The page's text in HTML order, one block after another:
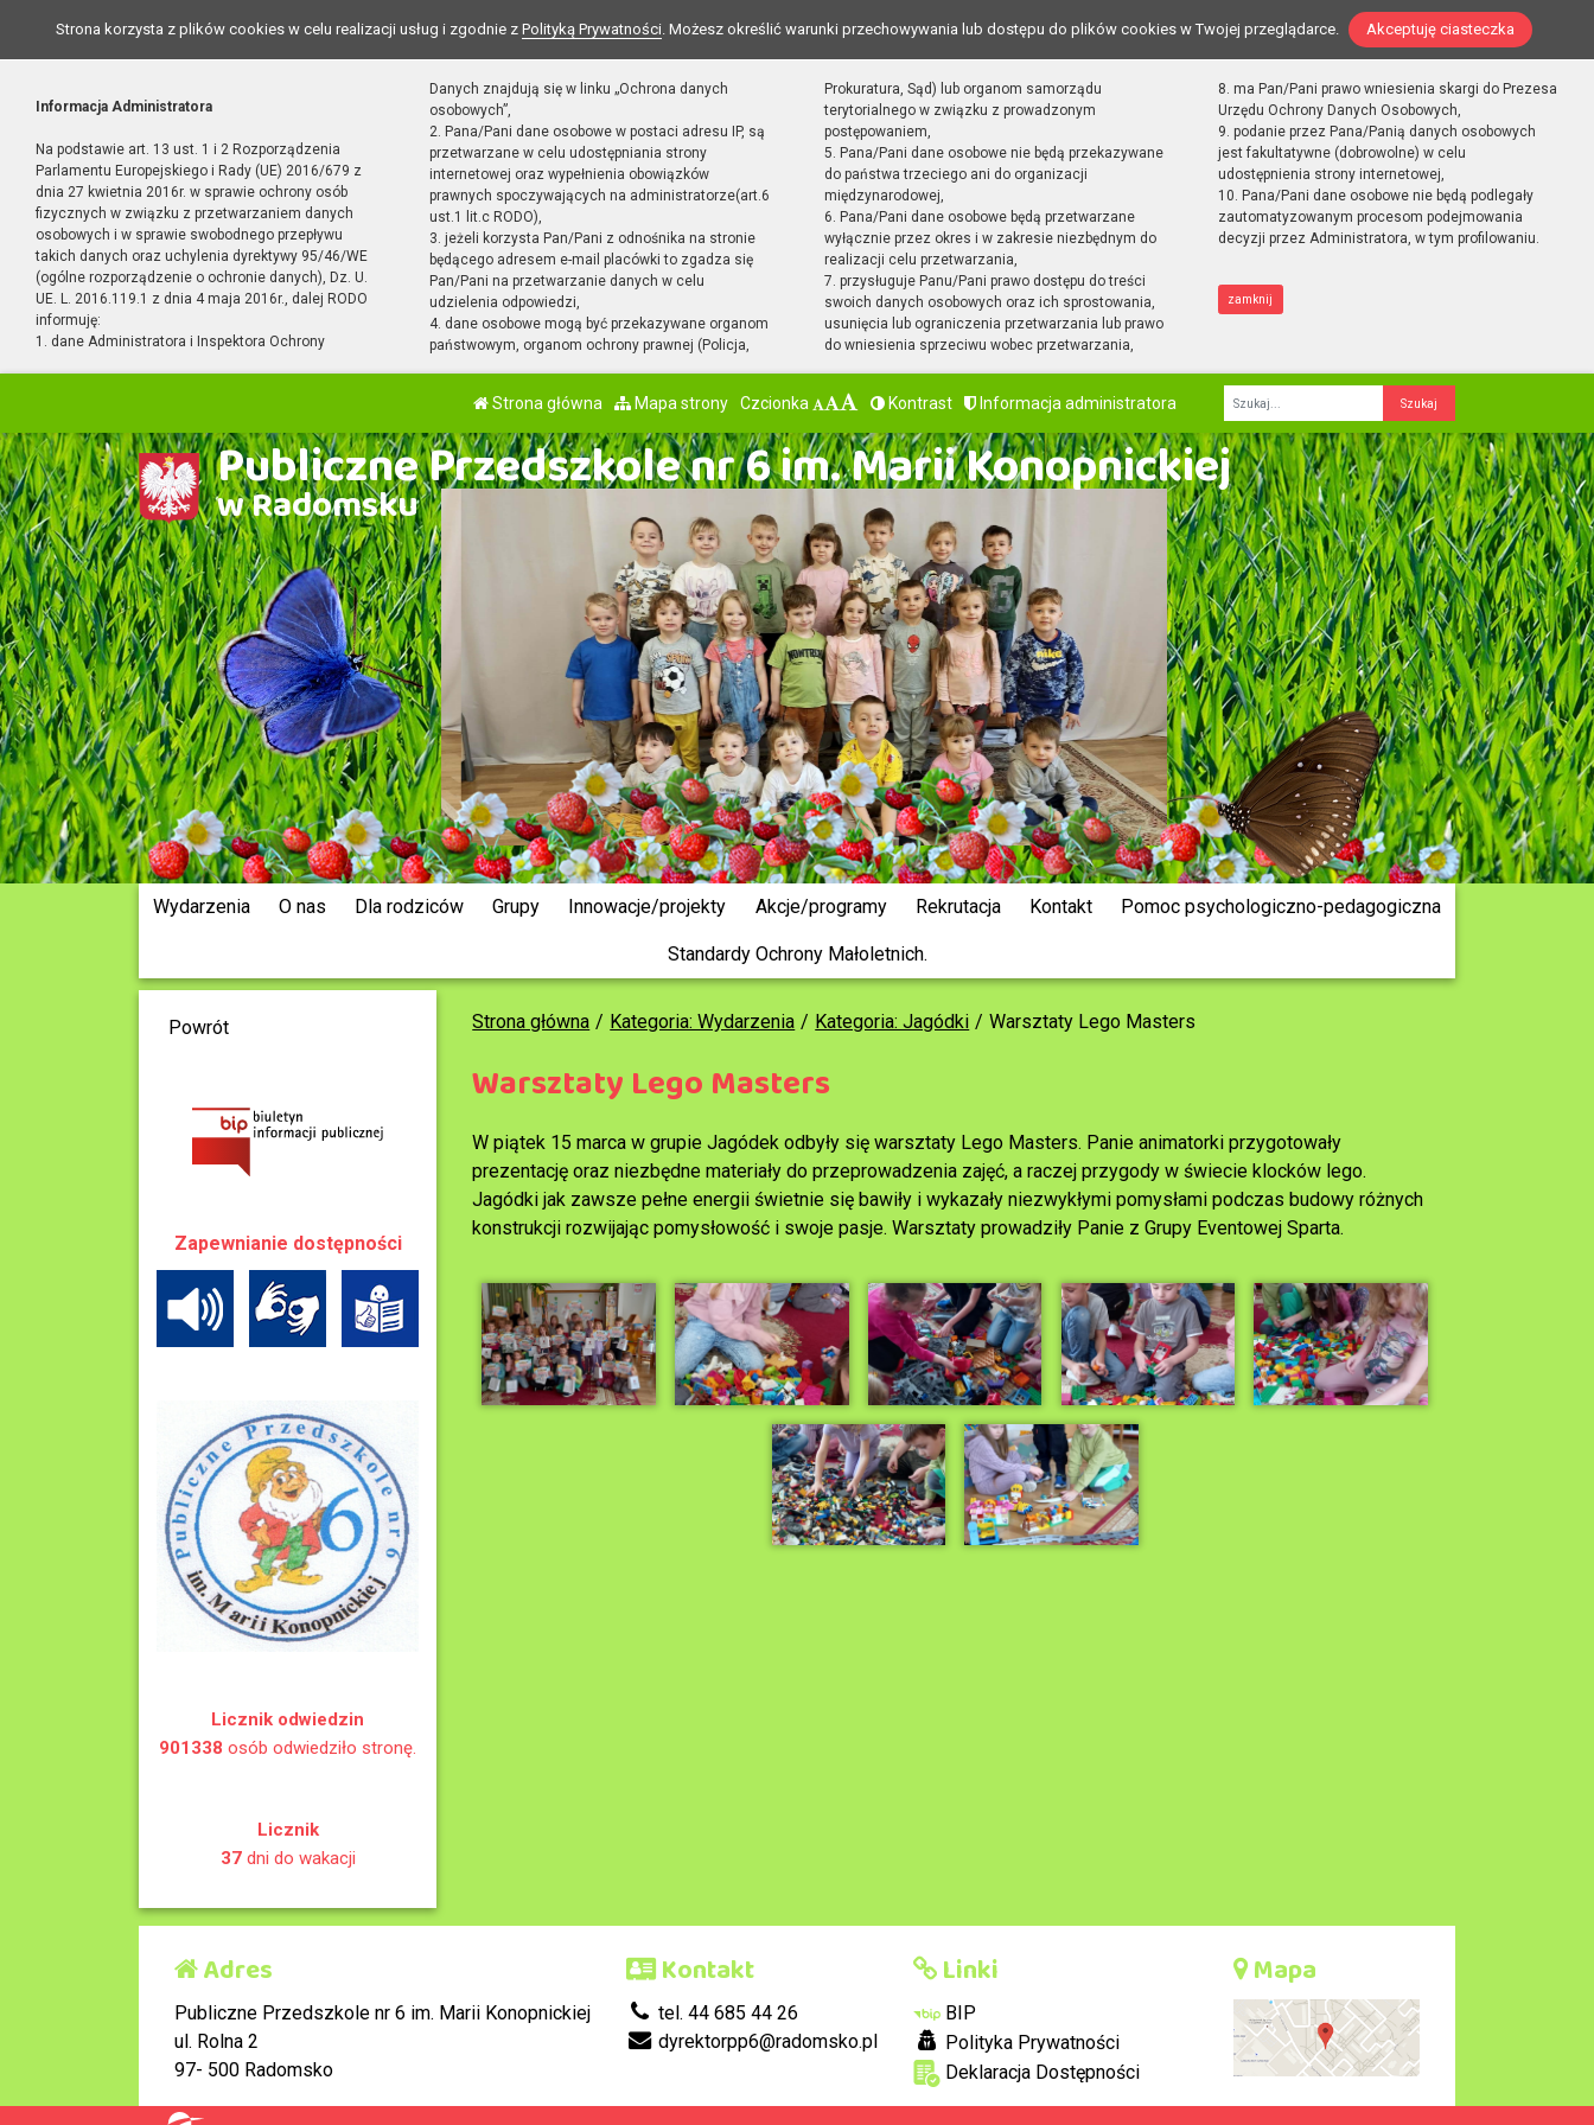
Strona korzysta z plików cookies w celu realizacji usług i zgodnie z Polityką Prywatności. Możesz określić warunki przechowywania lub dostępu do plików cookies w Twojej przeglądarce. Akceptuję ciasteczka
Informacja Administratora
Na podstawie art. 13 ust. 1 i 2 Rozporządzenia
Parlamentu Europejskiego i Rady (UE) 2016/679 z
dnia 27 kwietnia 2016r. w sprawie ochrony osób
fizycznych w związku z przetwarzaniem danych
osobowych i w sprawie swobodnego przepływu
takich danych oraz uchylenia dyrektywy 95/46/WE
(ogólne rozporządzenie o ochronie danych), Dz. U.
UE. L. 2016.119.1 z dnia 4 maja 2016r., dalej RODO
informuję:
1. dane Administratora i Inspektora Ochrony
Danych znajdują się w linku „Ochrona danych
osobowych”,
2. Pana/Pani dane osobowe w postaci adresu IP, są
przetwarzane w celu udostępniania strony
internetowej oraz wypełnienia obowiązków
prawnych spoczywających na administratorze(art.6
ust.1 lit.c RODO),
3. jeżeli korzysta Pan/Pani z odnośnika na stronie
będącego adresem e-mail placówki to zgadza się
Pan/Pani na przetwarzanie danych w celu
udzielenia odpowiedzi,
4. dane osobowe mogą być przekazywane organom
państwowym, organom ochrony prawnej (Policja,
Prokuratura, Sąd) lub organom samorządu
terytorialnego w związku z prowadzonym
postępowaniem,
5. Pana/Pani dane osobowe nie będą przekazywane
do państwa trzeciego ani do organizacji
międzynarodowej,
6. Pana/Pani dane osobowe będą przetwarzane
wyłącznie przez okres i w zakresie niezbędnym do
realizacji celu przetwarzania,
7. przysługuje Panu/Pani prawo dostępu do treści
swoich danych osobowych oraz ich sprostowania,
usunięcia lub ograniczenia przetwarzania lub prawo
do wniesienia sprzeciwu wobec przetwarzania,
8. ma Pan/Pani prawo wniesienia skargi do Prezesa
Urzędu Ochrony Danych Osobowych,
9. podanie przez Pana/Panią danych osobowych
jest fakultatywne (dobrowolne) w celu
udostępnienia strony internetowej,
10. Pana/Pani dane osobowe nie będą podlegały
zautomatyzowanym procesom podejmowania
decyzji przez Administratora, w tym profilowaniu.
zamknij
Strona główna Mapa strony Czcionka Kontrast Informacja administratora
Fraza
Publiczne Przedszkole nr 6 im. Marii Konopnickiej
w Radomsku
Wydarzenia O nas Dla rodziców Grupy Innowacje/projekty Akcje/programy Rekrutacja Kontakt Pomoc psychologiczno-pedagogiczna
Standardy Ochrony Małoletnich.
Strona główna Kategoria: Wydarzenia Kategoria: Jagódki Warsztaty Lego Masters
Warsztaty Lego Masters
W piątek 15 marca w grupie Jagódek odbyły się warsztaty Lego Masters. Panie animatorki przygotowały
prezentację oraz niezbędne materiały do przeprowadzenia zajęć, a raczej przygody w świecie klocków lego.
Jagódki jak zawsze pełne energii świetnie się bawiły i wykazały niezwykłymi pomysłami podczas budowy różnych
konstrukcji rozwijając pomysłowość i swoje pasje. Warsztaty prowadziły Panie z Grupy Eventowej Sparta.
Powrót
Zapewnianie dostępności
Licznik odwiedzin
901338 osób odwiedziło stronę.
Licznik
37dni do wakacji
Adres
Publiczne Przedszkole nr 6 im. Marii Konopnickiej
ul. Rolna 2
97- 500 Radomsko
Kontakt
tel. 44 685 44 26
dyrektorpp6@radomsko.pl
Linki
BIP
Polityka Prywatności
Deklaracja Dostępności
Mapa